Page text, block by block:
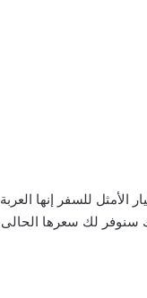
للسفر إنها العربة
سنوفر لك سعرها الحالى